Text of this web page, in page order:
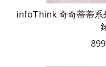
infoThink 奇奇蒂蒂